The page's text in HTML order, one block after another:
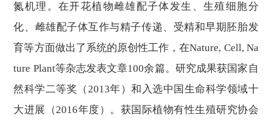
氮机理。在开花植物雌雄配子体发生、生殖细胞分
化、雌雄配子体互作与精子传递、受精和早期胚胎发
育等方面做出了系统的原创性工作，在Nature, Cell, Na
ture Plant等杂志发表文章100余篇。研究成果获国家自
然科学二等奖（2013年）和入选中国生命科学领域十
大进展（2016年度）。获国际植物有性生殖研究协会